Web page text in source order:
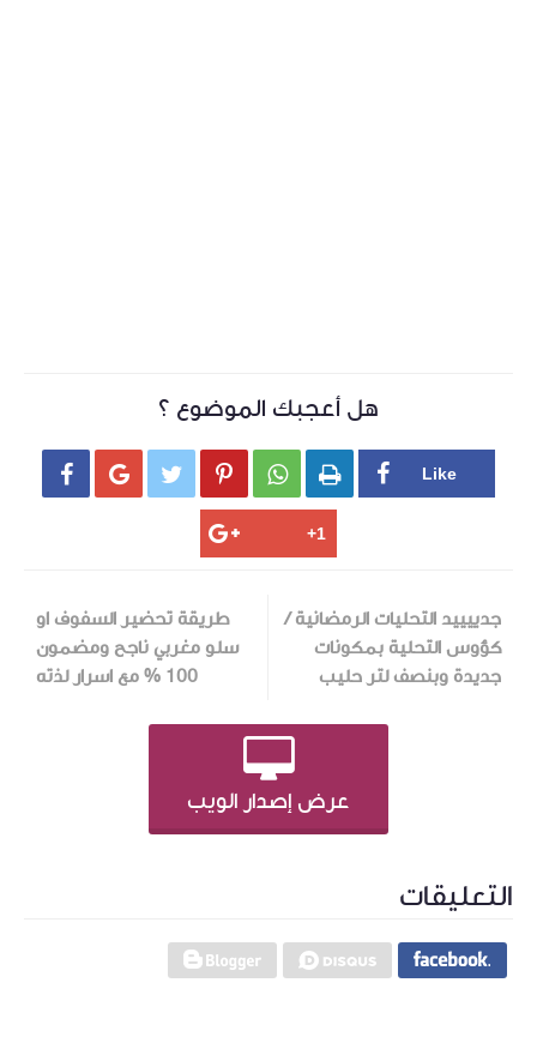
هل أعجبك الموضوع ؟
     
جدييييد التحليات الرمضانية /
كؤوس التحلية بمكونات
جديدة وبنصف لتر حليب
طريقة تحضير السفوف او
سلو مغربي ناجح ومضمون
100 % مع اسرار لذته
عرض إصدار الويب
التعليقات